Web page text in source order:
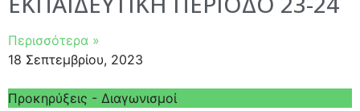
Περισσότερα »
18 Σεπτεμβρίου, 2023
Προκηρύξεις - Διαγωνισμοί